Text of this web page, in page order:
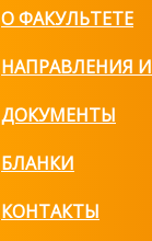
О ФАКУЛЬТЕТЕ
НАПРАВЛЕНИЯ
ДОКУМЕНТЫ
БЛАНКИ
КОНТАКТЫ